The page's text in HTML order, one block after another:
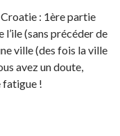
: 1ère partie
l’ile (sans précéder de
ville (des fois la ville
avez un doute,
fatigue !